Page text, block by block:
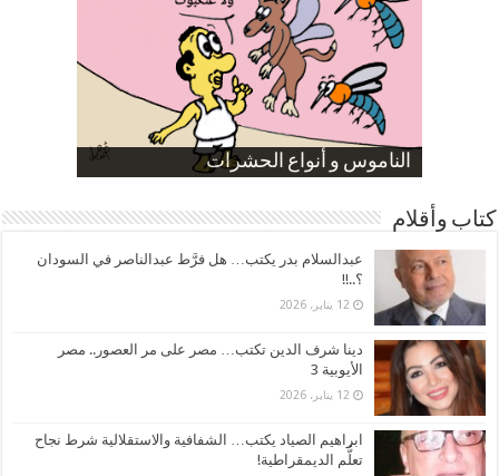
الناموس و أنواع الحشرات
الموظفين بعد ارتفاع الأسعار
ارتفاع نسبة الطلاق في مصر
صورة كاركاتيرية
صورة كاركاتيرية
كتاب وأقلام
عبدالسلام بدر يكتب… هل فرَّط عبدالناصر في السودان
؟..!!
12 يناير، 2026
دينا شرف الدين تكتب… مصر على مر العصور.. مصر
الأيوبية 3
12 يناير، 2026
ابراهيم الصياد يكتب… الشفافية والاستقلالية شرط نجاح
تعلُّم الديمقراطية!